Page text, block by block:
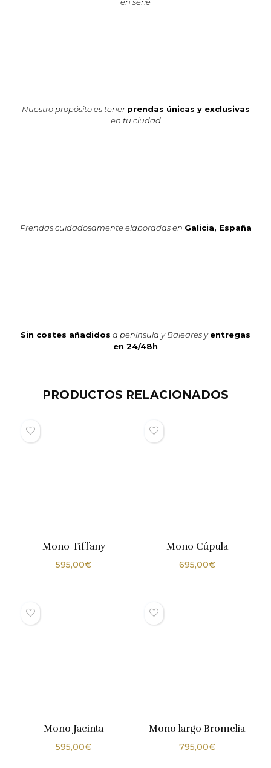
Nuestro propósito es tener prendas únicas y exclusivas
en tu ciudad
Prendas cuidadosamente elaboradas en Galicia, España
Sin costes añadidos a península y Baleares y entregas
en 24/48h
PRODUCTOS RELACIONADOS
Mono Tiffany
595,00€
Mono Cúpula
695,00€
Mono Jacinta
595,00€
Mono largo Bromelia
795,00€